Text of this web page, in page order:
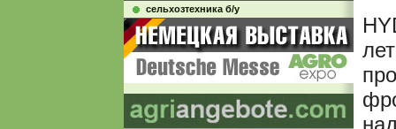
сельхозтехника б/у